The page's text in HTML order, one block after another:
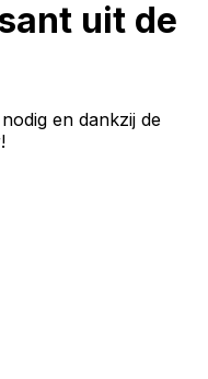
uit de
en dankzij de